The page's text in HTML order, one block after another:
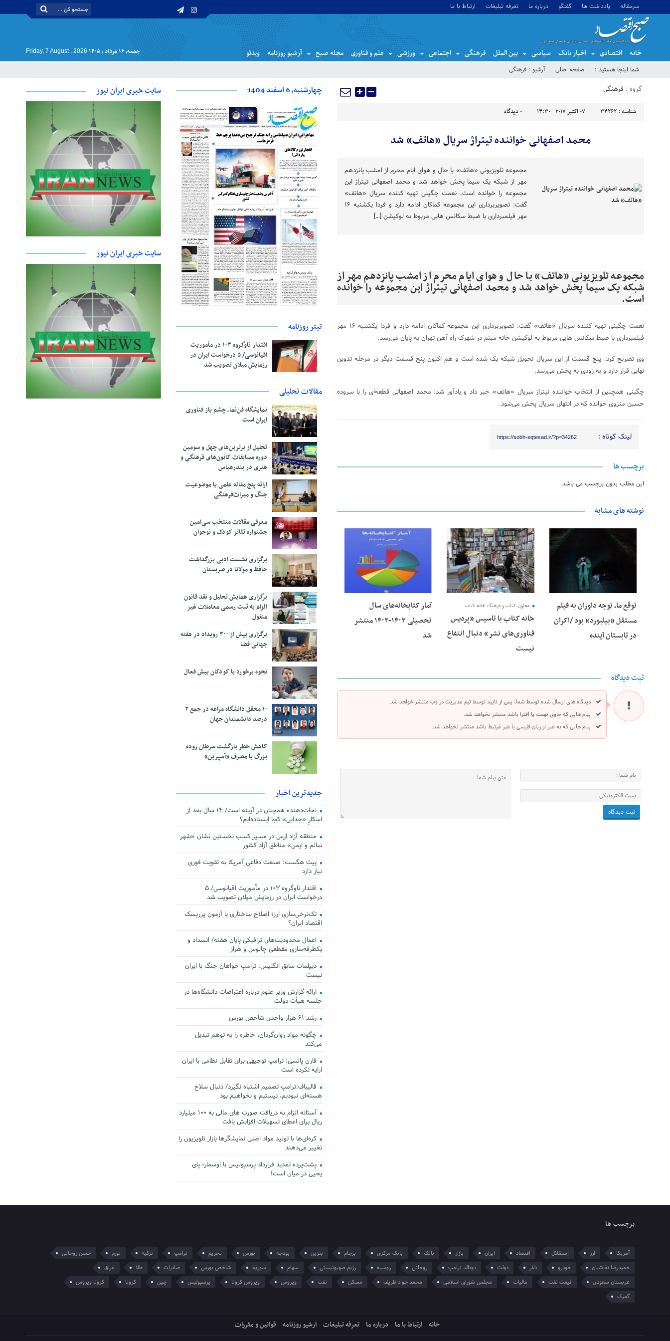
سرمقاله یادداشت ها گفتگو درباره ما تعرفه تبلیغات ارتباط با ما
خانه اقتصادی اخبار بانک سیاسی بین الملل فرهنگی اجتماعی ورزشی علم و فناوری مجله صبح آرشیو روزنامه ویدئو جمعه, ۱۶ مرداد , ۱۴۰۵ Friday, 7 August , 2026
شما اینجا هستید : صفحه اصلی آرشیو : فرهنگی
گروه : فرهنگی
شناسه : 34262 07 اکتبر 2017 - 14:30 0 دیدگاه
محمد اصفهانی خواننده تیتراژ سریال «هاتف» شد
مجموعه تلویزیونی «هاتف» با حال و هوای ایام محرم از امشب پانزدهم
مهر از شبکه یک سیما پخش خواهد شد و محمد اصفهانی تیتراژ این
مجموعه را خوانده است. نعمت چگینی تهیه کننده سریال «هاتف»
گفت: تصویربرداری این مجموعه کماکان ادامه دارد و فردا یکشنبه ۱۶
مهر فیلمبرداری با ضبط سکانس هایی مربوط به لوکیشن […]
مجموعه تلویزیونی «هاتف» با حال و هوای ایام محرم از امشب پانزدهم مهر از
شبکه یک سیما پخش خواهد شد و محمد اصفهانی تیتراژ این مجموعه را خوانده
است.
نعمت چگینی تهیه کننده سریال «هاتف» گفت: تصویربرداری این مجموعه کماکان ادامه دارد و فردا یکشنبه ۱۶ مهر
فیلمبرداری با ضبط سکانس هایی مربوط به لوکیشن خانه میثم در شهرک راه آهن تهران به پایان می‌رسد.
وی تصریح کرد: پنج قسمت از این سریال تحویل شبکه یک شده است و هم اکنون پنج قسمت دیگر در مرحله تدوین
نهایی قرار دارد و به زودی به پخش می‌رسد.
چگینی همچنین از انتخاب خواننده تیتراژ سریال «هاتف» خبر داد و یادآور شد: محمد اصفهانی قطعه‌ای را با سروده
حسین منزوی خوانده که در انتهای سریال پخش می‌شود.
لینک کوتاه : https://sobh-eqtesad.ir/?p=34262
برچسب ها
این مطلب بدون برچسب می باشد.
نوشته های مشابه
25 فوریه 2026
توقع ما، توجه داوران به فیلم
مستقل «بیلبورد» بود /اکران
در تابستان آینده
24 فوریه 2026
معاون کتاب و فرهنگ خانه کتاب:
خانه کتاب با تاسیس «پردیس
فناوری‌های نشر» دنبال انتفاع
نیست
آمار کتابخانه‌های سال
تحصیلی ۱۴۰۳-۱۴۰۲ منتشر
شد
ثبت دیدگاه
دیدگاه های ارسال شده توسط شما، پس از تایید توسط تیم مدیریت در وب منتشر خواهد شد.
پیام هایی که حاوی تهمت یا افترا باشد منتشر نخواهد شد.
پیام هایی که به غیر از زبان فارسی یا غیر مرتبط باشد منتشر نخواهد شد.
چهارشنبه، 6 اسفند 1404
تیتر روزنامه
اقتدار ناوگروه ۱۰۳ در مأموریت‌
اقیانوسی/ ۵ درخواست ایران در
رزمایش میلان تصویب شد
مقالات تحلیلی
نمایشگاه فن‌نما، چشم باز فناوری
ایران است
تجلیل از بر‌ترین‌های چهل و سومین
دوره مسابقات کانون‌های فرهنگی و
هنری در بندرعباس
ارائه پنج مقاله علمی با موضوعیت
جنگ و میراث‌فرهنگی
معرفی مقالات منتخب سی‌امین
جشنواره تئاتر کودک و نوجوان
برگزاری نشست ادبی بزرگداشت
حافظ و مولانا در صربستان
برگزاری همایش تحلیل و نقد قانون
الزام به ثبت رسمی معاملات غیر
منقول
برگزاری بیش از ۳۰۰ رویداد در هفته
جهانی فضا
نحوه برخورد با کودکان بیش فعال
۱۰ محقق دانشگاه مراغه در جمع ۲
درصد دانشمندان جهان
کاهش خطر بازگشت سرطان روده
بزرگ با مصرف «آسپرین»
جدیدترین اخبار
نجات‌دهنده‌ همچنان در آیینه است/ ۱۴ سال بعد از
اسکارِ «جدایی» کجا ایستاده‌ایم؟
منطقه آزاد ارس در مسیر کسب نخستین نشان «شهر
سالم و ایمن» مناطق آزاد کشور
پیت هگست: صنعت دفاعی آمریکا به تقویت فوری
نیاز دارد
اقتدار ناوگروه ۱۰۳ در مأموریت‌ اقیانوسی/ ۵
درخواست ایران در رزمایش میلان تصویب شد
تک‌نرخی‌سازی ارز؛ اصلاح ساختاری یا آزمون پرریسک
اقتصاد ایران؟
اعمال محدودیت‌های ترافیکی پایان هفته/ انسداد و
یکطرفه‌سازی مقطعی چالوس و هراز
دیپلمات سابق انگلیس:‌ ترامپ خواهان جنگ با ایران
نیست
ارائه گزارش وزیر علوم درباره اعتراضات دانشگاه‌ها در
جلسه هیأت دولت
رشد ۶۱ هزار واحدی شاخص بورس
چگونه مواد روان‌گردان، خاطره را به توهم تبدیل
می‌کند
فارن پالسی: ترامپ توجیهی برای تقابل نظامی با ایران
ارایه نکرده است
قالیباف:ترامپ تصمیم اشتباه نگیرد/ دنبال سلاح
هسته‌ای نبودیم، نیستیم و نخواهیم بود
آستانه الزام به دریافت صورت های مالی به ۱۰۰ میلیارد
ریال برای اعطای تسهیلات افزایش یافت
کره‌ای‌ها با تولید مواد اصلی نمایشگرها بازار تلویزیون را
تغییر می‌دهند
پشت‌پرده تمدید قرارداد پرسپولیس با اوسمار؛ پای
یحیی در میان است!
سایت خبری ایران نیوز
سایت خبری ایران نیوز
برچسب ها
آمریکا ارز استقلال اقتصاد ایران بازار بانک بانک مرکزی برجام بنزین بودجه بورس تحریم ترامپ ترکیه تورم
حسن روحانی
حمیدرضا نقاشیان
خودرو دلار دولت دونالد ترامپ روحانی روسیه رژیم صهیونیستی سهام سوریه شاخص بورس صادرات طلا
عراق
عربستان سعودی
قیمت نفت مالیات مجلس شورای اسلامی محمد جواد ظریف مسکن نفت ویروس ویروس کرونا پرسپولیس چین کرونا
کرونا ویروس
گمرک
خانه ارتباط با ما درباره ما تعرفه تبلیغات ارشیو روزنامه قوانین و مقررات